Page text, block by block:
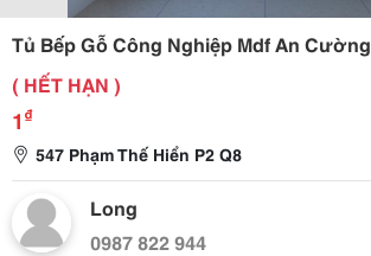
Tủ Bếp Gỗ Công Nghiệp Mdf An Cường
( HẾT HẠN )
1 ₫
547 Phạm Thế Hiển P2 Q8
Long
0987 822 944